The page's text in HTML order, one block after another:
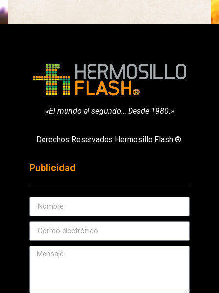
«El mundo al segundo… Desde 1980.»
Derechos Reservados Hermosillo Flash ®.
Publicidad